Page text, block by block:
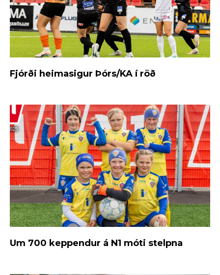
Fjórði heimasigur Þórs/KA í röð
Um 700 keppendur á N1 móti stelpna